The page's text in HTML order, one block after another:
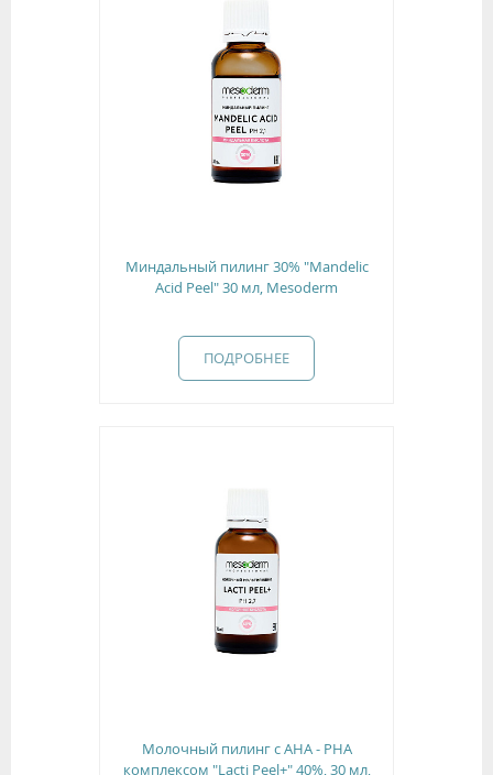
Миндальный пилинг 30% "Mandelic
Acid Peel" 30 мл, Mesoderm
ПОДРОБНЕЕ
Молочный пилинг с АНА - РНА
комплексом "Lacti Peel+" 40%, 30 мл,